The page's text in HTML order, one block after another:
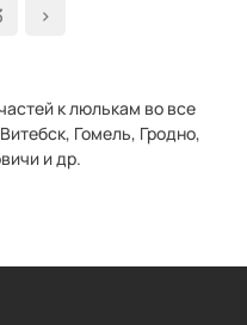
>
к люлькам во все
Гомель, Гродно,
и др.